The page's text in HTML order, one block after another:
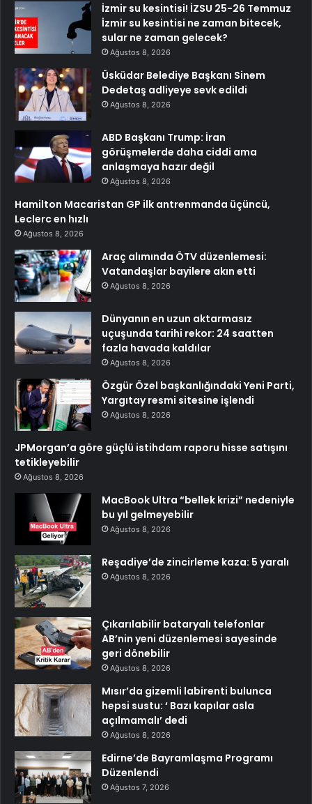
İzmir su kesintisi! İZSU 25-26 Temmuz
İzmir su kesintisi ne zaman bitecek,
sular ne zaman gelecek?
Ağustos 8, 2026
Üsküdar Belediye Başkanı Sinem
Dedetaş adliyeye sevk edildi
Ağustos 8, 2026
ABD Başkanı Trump: İran
görüşmelerde daha ciddi ama
anlaşmaya hazır değil
Ağustos 8, 2026
Hamilton Macaristan GP ilk antrenmanda üçüncü,
Leclerc en hızlı
Ağustos 8, 2026
Araç alımında ÖTV düzenlemesi:
Vatandaşlar bayilere akın etti
Ağustos 8, 2026
Dünyanın en uzun aktarmasız
uçuşunda tarihi rekor: 24 saatten
fazla havada kaldılar
Ağustos 8, 2026
Özgür Özel başkanlığındaki Yeni Parti,
Yargıtay resmi sitesine işlendi
Ağustos 8, 2026
JPMorgan’a göre güçlü istihdam raporu hisse satışını
tetikleyebilir
Ağustos 8, 2026
MacBook Ultra “bellek krizi” nedeniyle
bu yıl gelmeyebilir
Ağustos 8, 2026
Reşadiye’de zincirleme kaza: 5 yaralı
Ağustos 8, 2026
Çıkarılabilir bataryalı telefonlar
AB’nin yeni düzenlemesi sayesinde
geri dönebilir
Ağustos 8, 2026
Mısır’da gizemli labirenti bulunca
hepsi sustu: ‘ Bazı kapılar asla
açılmamalı’ dedi
Ağustos 8, 2026
Edirne’de Bayramlaşma Programı
Düzenlendi
Ağustos 7, 2026